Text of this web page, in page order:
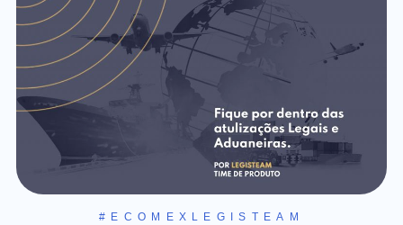
#ECOMEXLEGISTEAM